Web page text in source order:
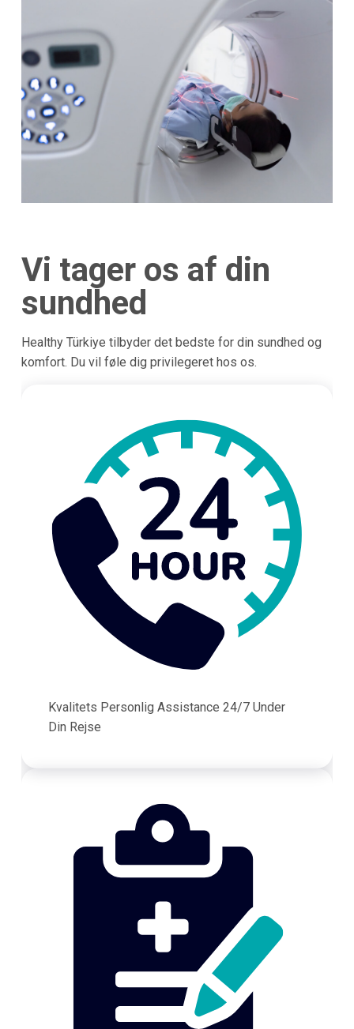
Vi tager os af din
sundhed
Healthy Türkiye tilbyder det bedste for din sundhed og
komfort. Du vil føle dig privilegeret hos os.
Kvalitets Personlig Assistance 24/7 Under
Din Rejse